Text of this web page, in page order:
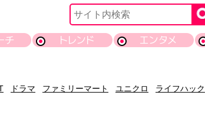
チ トレンド エンタメ
ドラマ ファミリーマート ユニクロ ライフハック